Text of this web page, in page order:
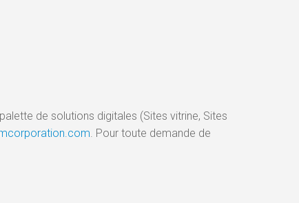
de solutions digitales (Sites vitrine, Sites
. Pour toute demande de